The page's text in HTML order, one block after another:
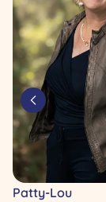
Patty-Lou